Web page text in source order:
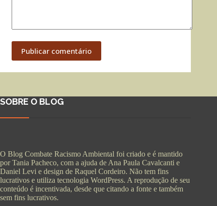
Publicar comentário
SOBRE O BLOG
O Blog Combate Racismo Ambiental foi criado e é mantido
por Tania Pacheco, com a ajuda de Ana Paula Cavalcanti e
Daniel Levi e design de Raquel Cordeiro. Não tem fins
lucrativos e utiliza tecnologia WordPress. A reprodução de seu
conteúdo é incentivada, desde que citando a fonte e também
sem fins lucrativos.